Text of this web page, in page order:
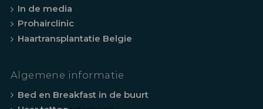
In de media
Prohairclinic
Haartransplantatie Belgie
Algemene informatie
Bed en Breakfast in de buurt